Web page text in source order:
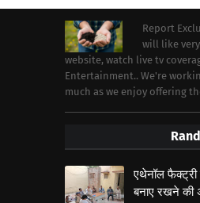
Report
will like
website, watch live tv
Entertainment.. We're
much as we enjoy offering
एथेनॉल फैक्ट्री
बनाए रखने की